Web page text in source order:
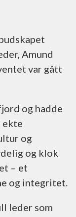
Amund
var gått
og hadde
ekte
og
og klok
– et
og integritet.
leder som